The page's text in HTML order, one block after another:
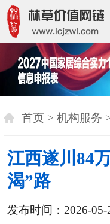
首页 > 机构服务
江西遂川84
渴”路
发布时间：2026-05-